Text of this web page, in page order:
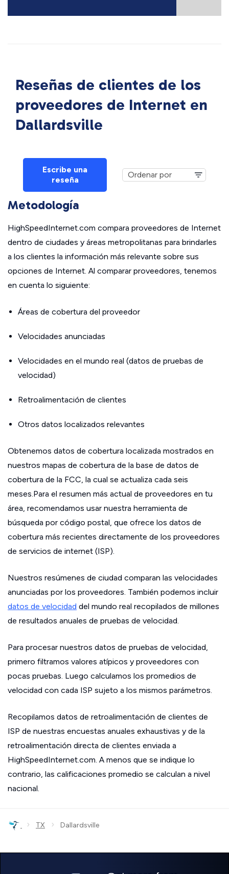
Reseñas de clientes de los
proveedores de Internet en
Dallardsville
Escribe una
reseña
Metodología
HighSpeedInternet.com compara proveedores de Internet
dentro de ciudades y áreas metropolitanas para brindarles
a los clientes la información más relevante sobre sus
opciones de Internet. Al comparar proveedores, tenemos
en cuenta lo siguiente:
Áreas de cobertura del proveedor
Velocidades anunciadas
Velocidades en el mundo real (datos de pruebas de
velocidad)
Retroalimentación de clientes
Otros datos localizados relevantes
Obtenemos datos de cobertura localizada mostrados en
nuestros mapas de cobertura de la base de datos de
cobertura de la FCC, la cual se actualiza cada seis
meses.Para el resumen más actual de proveedores en tu
área, recomendamos usar nuestra herramienta de
búsqueda por código postal, que ofrece los datos de
cobertura más recientes directamente de los proveedores
de servicios de internet (ISP).
Nuestros resúmenes de ciudad comparan las velocidades
anunciadas por los proveedores. También podemos incluir
datos de velocidad del mundo real recopilados de millones
de resultados anuales de pruebas de velocidad.
Para procesar nuestros datos de pruebas de velocidad,
primero filtramos valores atípicos y proveedores con
pocas pruebas. Luego calculamos los promedios de
velocidad con cada ISP sujeto a los mismos parámetros.
Recopilamos datos de retroalimentación de clientes de
ISP de nuestras encuestas anuales exhaustivas y de la
retroalimentación directa de clientes enviada a
HighSpeedInternet.com. A menos que se indique lo
contrario, las calificaciones promedio se calculan a nivel
nacional.
› TX › Dallardsville